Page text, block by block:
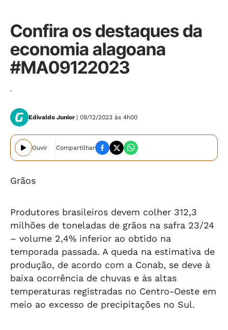
Confira os destaques da
economia alagoana
#MA09122023
.
Edivaldo Junior | 09/12/2023 às 4h00
Ouvir Compartilhar
Grãos
Produtores brasileiros devem colher 312,3
milhões de toneladas de grãos na safra 23/24
– volume 2,4% inferior ao obtido na
temporada passada. A queda na estimativa de
produção, de acordo com a Conab, se deve à
baixa ocorrência de chuvas e às altas
temperaturas registradas no Centro-Oeste em
meio ao excesso de precipitações no Sul.